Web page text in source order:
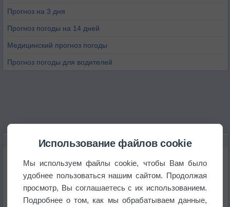
Прогноз на 3 дня
Прогноз погоды на 14 дней
Медицинский прогноз погоды
Прогноз погоды для водителей
НОВОЕ О ПОГОДЕ
Приложение построит маршрут через тень
Использование файлов cookie
Мы используем файлы cookie, чтобы Вам было
удобнее пользоваться нашим сайтом. Продолжая
просмотр, Вы соглашаетесь с их использованием.
Подробнее о том, как мы обрабатываем данные,